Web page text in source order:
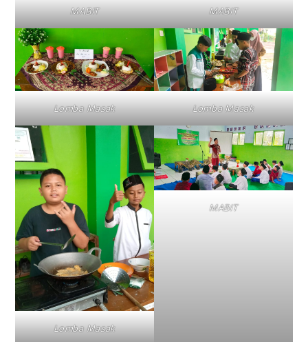
MABIT MABIT
Lomba Masak Lomba Masak
Lomba Masak
MABIT